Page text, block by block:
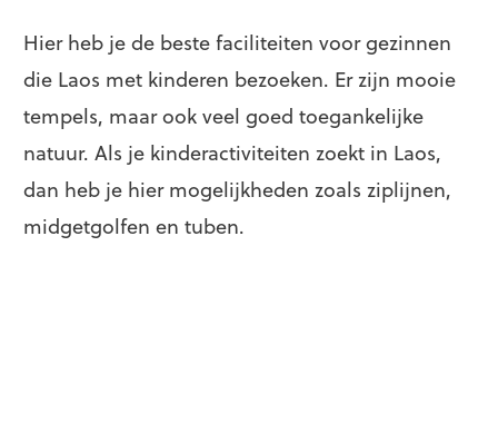
Hier heb je de beste faciliteiten voor gezinnen
die Laos met kinderen bezoeken. Er zijn mooie
tempels, maar ook veel goed toegankelijke
natuur. Als je kinderactiviteiten zoekt in Laos,
dan heb je hier mogelijkheden zoals ziplijnen,
midgetgolfen en tuben.